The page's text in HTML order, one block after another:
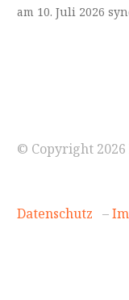
am 10. Juli 2026
© Copyright 2026
Datenschutz –